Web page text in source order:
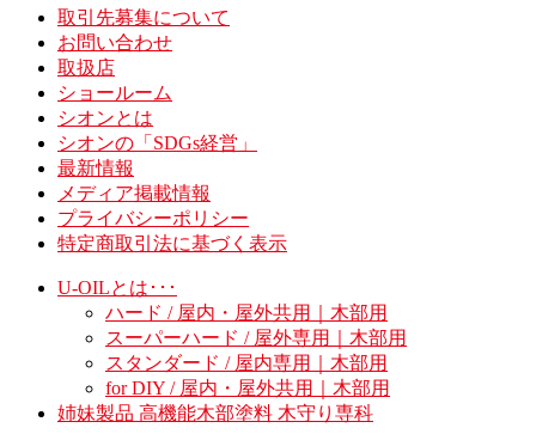
取引先募集について
お問い合わせ
取扱店
ショールーム
シオンとは
シオンの「SDGs経営」
最新情報
メディア掲載情報
プライバシーポリシー
特定商取引法に基づく表示
U-OILとは･･･
ハード / 屋内・屋外共用｜木部用
スーパーハード / 屋外専用｜木部用
スタンダード / 屋内専用｜木部用
for DIY / 屋内・屋外共用｜木部用
姉妹製品 高機能木部塗料 木守り専科